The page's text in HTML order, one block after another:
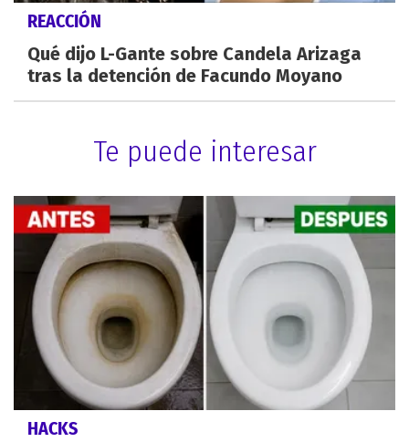
REACCIÓN
Qué dijo L-Gante sobre Candela Arizaga
tras la detención de Facundo Moyano
Te puede interesar
HACKS